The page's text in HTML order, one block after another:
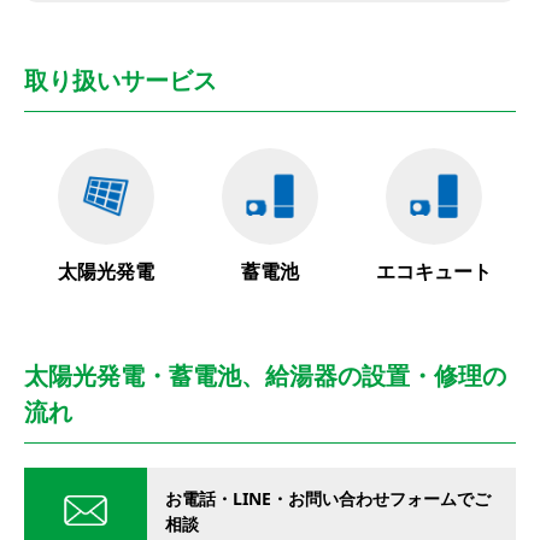
取り扱いサービス
太陽光発電 蓄電池 エコキュート
太陽光発電・蓄電池、給湯器の設置・修理の
流れ
お電話・LINE・お問い合わせフォームでご
相談